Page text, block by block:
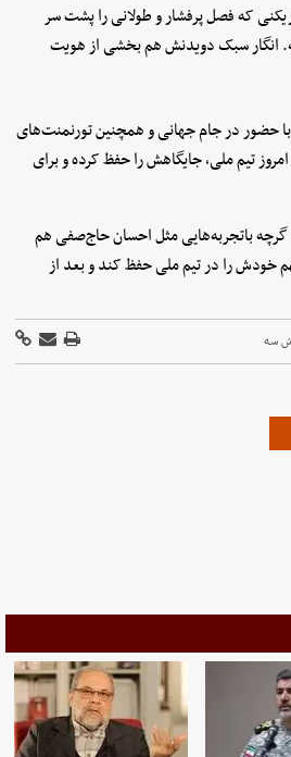
که فصل پرفشار و طولانی را پشت سر
انگار سبک دویدنش هم بخشی از هویت
حضور در جام جهانی و همچنین تورنمنت‌های
تیم ملی، جایگاهش را حفظ کرده و برای
باتجربه‌هایی مثل احسان حاج‌صفی هم
خودش را در تیم ملی حفظ کند و بعد از
سه